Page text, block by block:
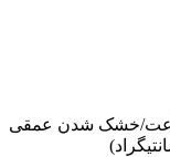
شدن: خشک شدن سطحی 1 ساعت/خشک شدن عمقی